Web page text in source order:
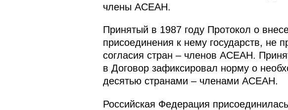
члены АСЕАН.
Принятый в 1987 году Протокол о
присоединения к нему государств, не
согласия стран – членов АСЕАН.
в Договор зафиксировал норму о
десятью странами – членами АСЕАН.
Российская Федерация